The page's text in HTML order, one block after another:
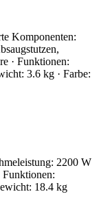
Komponenten:
· Funktionen:
3.6 kg · Farbe:
2200 W
Funktionen:
18.4 kg